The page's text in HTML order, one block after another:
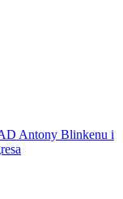
Antony Blinkenu i